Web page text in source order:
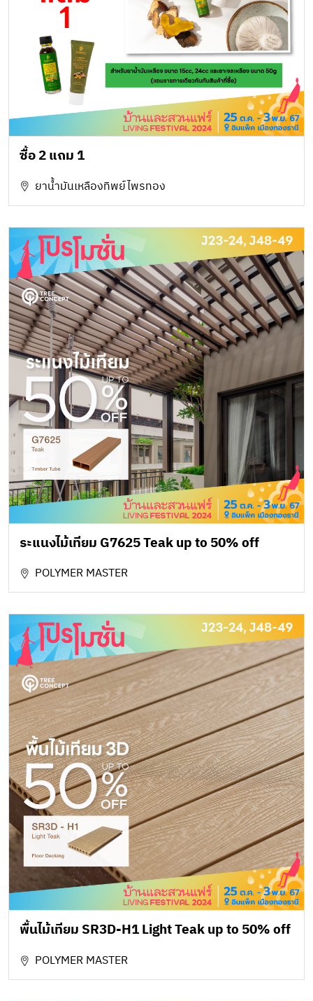
ซื้อ 2 แถม 1
ยาน้ำมันเหลืองทิพย์ไพรทอง
ระแนงไม้เทียม G7625 Teak up to 50% off
POLYMER MASTER
พื้นไม้เทียม SR3D-H1 Light Teak up to 50% off
POLYMER MASTER